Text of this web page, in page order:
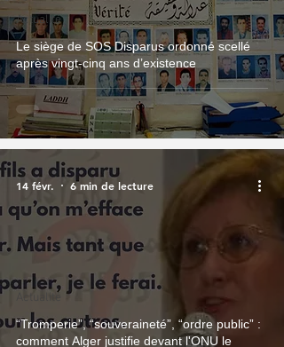
Le siège de SOS Disparus ordonné scellé
après vingt-cinq ans d’existence
Actualité
“Tromperie”, “souveraineté”, “ordre public” :
comment Alger justifie devant l'ONU le
14 févr. 6 min de lecture